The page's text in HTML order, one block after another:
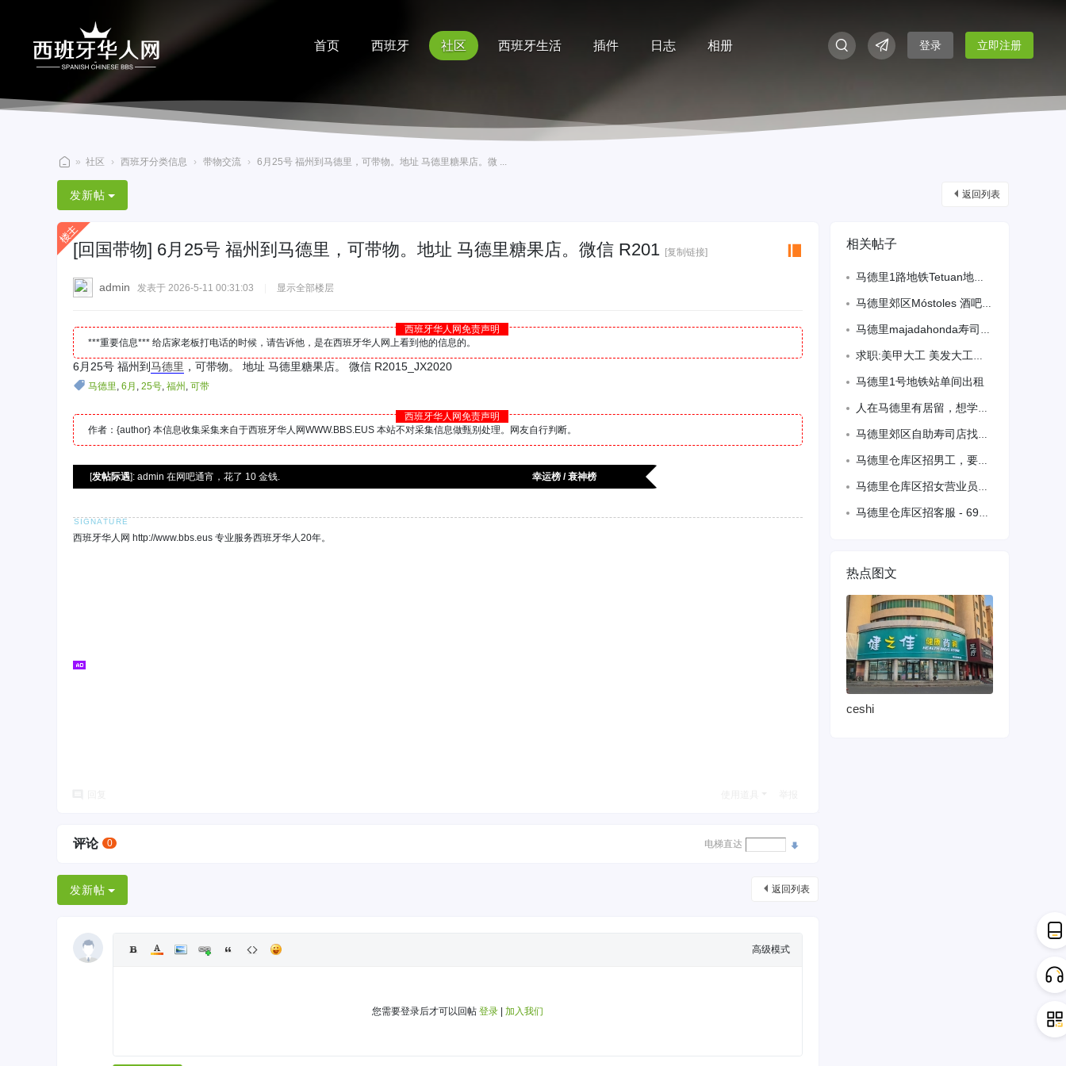
首页 西班牙 社区 西班牙生活 插件 日志 相册 登录 立即注册
西
班
牙
华
» 社区 › 西班牙分类信息 › 带物交流 › 6月25号 福州到马德里，可带物。地址 马德里糖果店。微 ...
返回列表
发新帖
[回国带物] 6月25号 福州到马德里，可带物。地址 马德里糖果店。微信 R201 [复制链接]
admin 发表于 2026-5-11 00:31:03 显示全部楼层
西班牙华人网免责声明
***重要信息*** 给店家老板打电话的时候，请告诉他，是在西班牙华人网上看到他的信息的。
6月25号 福州到马德里 ，可带物。 地址 马德里糖果店。 微信 R2015_JX2020
马德里, 6月 , 25号, 福州 , 可带
西班牙华人网免责声明
作者：{author} 本信息收集采集来自于西班牙华人网WWW.BBS.EUS 本站不对采集信息做甄别处理。网友自行判断。
[发帖际遇]: admin 在网吧通宵，花了 10 金钱. 幸运榜 / 衰神榜
西班牙华人网 http://www.bbs.eus 专业服务西班牙华人20年。
评论 0 电梯直达
返回列表
发新帖
高级模式
您需要登录后才可以回帖 登录 加入我们
相关帖子
马德里1路地铁Tetuan地区，百元店+糖果店招熟练全天工，半天工，周末工，备居
马德里郊区Móstoles 酒吧带中餐高薪聘请会炒饭面师傅，薪资面议，有意者请电话联系！联系电话：685082822
马德里majadahonda寿司自助餐招大厨备居留
求职:美甲大工 美发大工，会基础语言。有居留。限马德里。
马德里1号地铁站单间出租
人在马德里有居留，想学百元店，西语不太流利，希望有老板可以给个机会
马德里郊区自助寿司店找大厨，跑堂，备居留
马德里仓库区招男工，要求备拘留，有驾照。待遇优
马德里仓库区招女营业员。要求备拘留，35岁以下。会语言，待遇优
马德里仓库区招客服 - 693728424
热点图文
ceshi